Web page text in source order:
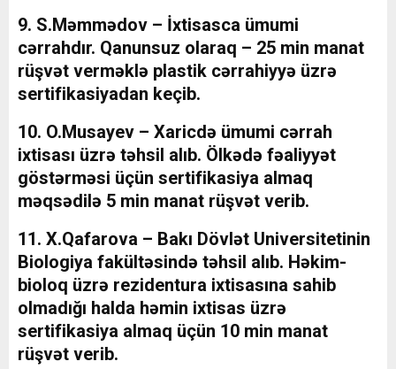
9. S.Məmmədov – İxtisasca ümumi
cərrahdır. Qanunsuz olaraq – 25 min manat
rüşvət verməklə plastik cərrahiyyə üzrə
sertifikasiyadan keçib.
10. O.Musayev – Xaricdə ümumi cərrah
ixtisası üzrə təhsil alıb. Ölkədə fəaliyyət
göstərməsi üçün sertifikasiya almaq
məqsədilə 5 min manat rüşvət verib.
11. X.Qafarova – Bakı Dövlət Universitetinin
Biologiya fakültəsində təhsil alıb. Həkim-
bioloq üzrə rezidentura ixtisasına sahib
olmadığı halda həmin ixtisas üzrə
sertifikasiya almaq üçün 10 min manat
rüşvət verib.